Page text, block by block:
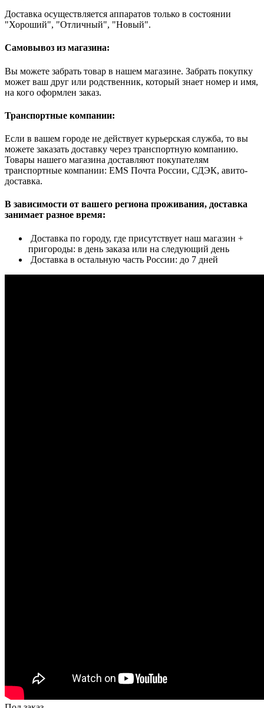
Доставка осуществляется аппаратов только в состоянии
"Хороший", "Отличный", "Новый".
Самовывоз из магазина:
Вы можете забрать товар в нашем магазине. Забрать покупку
может ваш друг или родственник, который знает номер и имя,
на кого оформлен заказ.
Транспортные компании:
Если в вашем городе не действует курьерская служба, то вы
можете заказать доставку через транспортную компанию.
Товары нашего магазина доставляют покупателям
транспортные компании: EMS Почта России, СДЭК, авито-
доставка.
В зависимости от вашего региона проживания, доставка
занимает разное время:
Доставка по городу, где присутствует наш магазин +
пригороды: в день заказа или на следующий день
Доставка в остальную часть России: до 7 дней